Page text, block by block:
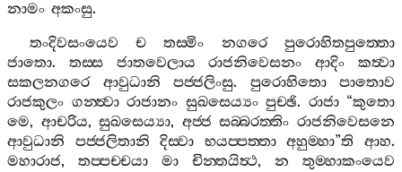
නාමං අකංසු.
තංදිවසංයෙව
ච තස‍්මිං නගරෙ
පුරොහිතපුත‍්තො
ජාතො. තස‍්ස ජාතවෙලාය රාජනිවෙසනං ආදිං
කත්‍වා
සකලනගරෙ
ආවුධානි පජ‍්ජලිංසු. පුරොහිතො
පාතොව
රාජකුලං ගන‍්ත්‍වා රාජානං සුඛසෙය්‍යං පුච‍්ඡි. රාජා“කුතො
මෙ, ආචරිය,සුඛසෙය්‍යා, අජ‍්ජ සබ‍්බරත‍්තිං රාජනිවෙසනෙ
ආවුධානි
පජ‍්ජලිතානි දිස‍්වා භයප‍්පත‍්තා අහුම‍්හා”ති ආහ.
මහාරාජ, තප‍්පච‍්චයා මා චින‍්තයිත්‍ථ, න
තුම‍්හාකංයෙව